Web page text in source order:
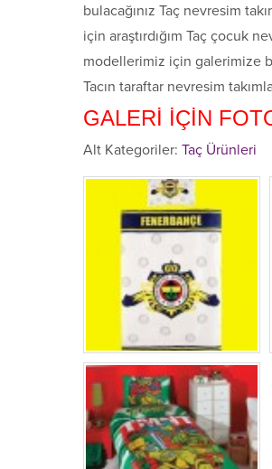
bulacağınız Taç nevresim
için araştırdığım Taç çocuk
modellerimiz için galerimize
Tacın taraftar nevresim
GALERİ İÇİN
Alt Kategoriler: Taç Ürünleri